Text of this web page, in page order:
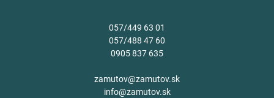
057/449 63 01
057/488 47 60
0905 837 635
zamutov@zamutov.sk
info@zamutov.sk